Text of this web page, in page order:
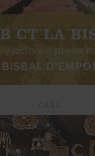
CT LA
y ocio en plena
BISBAL